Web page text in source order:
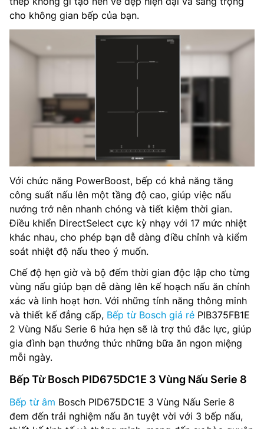
cho không gian bếp của bạn.
Với chức năng PowerBoost, bếp có khả năng tăng
công suất nấu lên một tầng độ cao, giúp việc nấu
nướng trở nên nhanh chóng và tiết kiệm thời gian.
Điều khiển DirectSelect cực kỳ nhạy với 17 mức nhiệt
khác nhau, cho phép bạn dễ dàng điều chỉnh và kiểm
soát nhiệt độ nấu theo ý muốn.
Chế độ hẹn giờ và bộ đếm thời gian độc lập cho từng
vùng nấu giúp bạn dễ dàng lên kế hoạch nấu ăn chính
xác và linh hoạt hơn. Với những tính năng thông minh
và thiết kế đẳng cấp, Bếp từ Bosch giá rẻ PIB375FB1E
2 Vùng Nấu Serie 6 hứa hẹn sẽ là trợ thủ đắc lực, giúp
gia đình bạn thưởng thức những bữa ăn ngon miệng
mỗi ngày.
Bếp Từ Bosch PID675DC1E 3 Vùng Nấu Serie 8
Bếp từ âm Bosch PID675DC1E 3 Vùng Nấu Serie 8
đem đến trải nghiệm nấu ăn tuyệt vời với 3 bếp nấu,